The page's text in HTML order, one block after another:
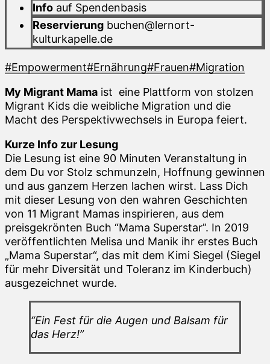
Info auf Spendenbasis
Reservierung buchen@lernort-
kulturkapelle.de
#Empowerment#Ernährung#Frauen#Migration
My Migrant Mama ist eine Plattform von stolzen
Migrant Kids die weibliche Migration und die
Macht des Perspektivwechsels in Europa feiert.
Kurze Info zur Lesung
Die Lesung ist eine 90 Minuten Veranstaltung in
dem Du vor Stolz schmunzeln, Hoffnung gewinnen
und aus ganzem Herzen lachen wirst. Lass Dich
mit dieser Lesung von den wahren Geschichten
von 11 Migrant Mamas inspirieren, aus dem
preisgekrönten Buch “Mama Superstar”. In 2019
veröffentlichten Melisa und Manik ihr erstes Buch
„Mama Superstar“, das mit dem Kimi Siegel (Siegel
für mehr Diversität und Toleranz im Kinderbuch)
ausgezeichnet wurde.
“Ein Fest für die Augen und Balsam für
das Herz!”